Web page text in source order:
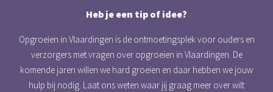
Heb je een tip of idee?
Opgroeien in Vlaardingen is de ontmoetingsplek voor ouders en
verzorgers met vragen over opgroeien in Vlaardingen. De
komende jaren willen we hard groeien en daar hebben we jouw
hulp bij nodig. Laat ons weten waar jij graag meer over wilt